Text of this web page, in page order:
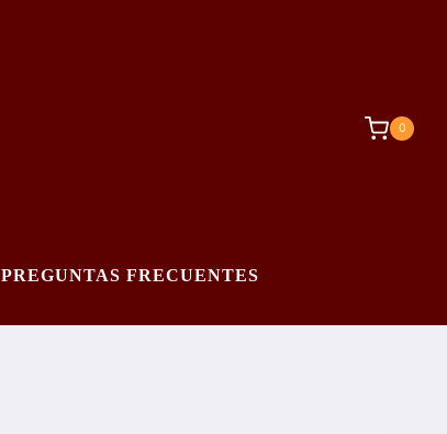
0
PREGUNTAS FRECUENTES